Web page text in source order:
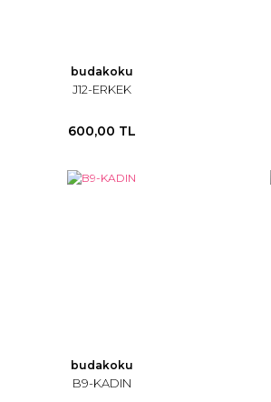
budakoku
J12-ERKEK
600,00 TL
budakoku
B9-KADIN